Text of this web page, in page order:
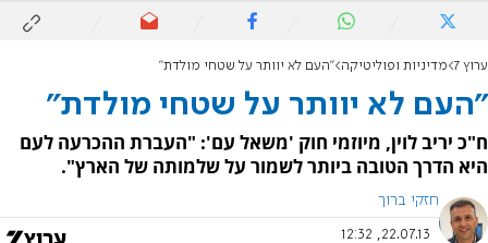
ערוץ 7 מדיניות ופוליטיקה "העם לא יוותר על שטחי מולדת"
"העם לא יוותר על שטחי מולדת"
ח"כ יריב לוין, מיוזמי חוק 'משאל עם': "העברת ההכרעה לעם
היא הדרך הטובה ביותר לשמור על שלמותה של הארץ".
חזקי ברוך
22.07.13, 12:32